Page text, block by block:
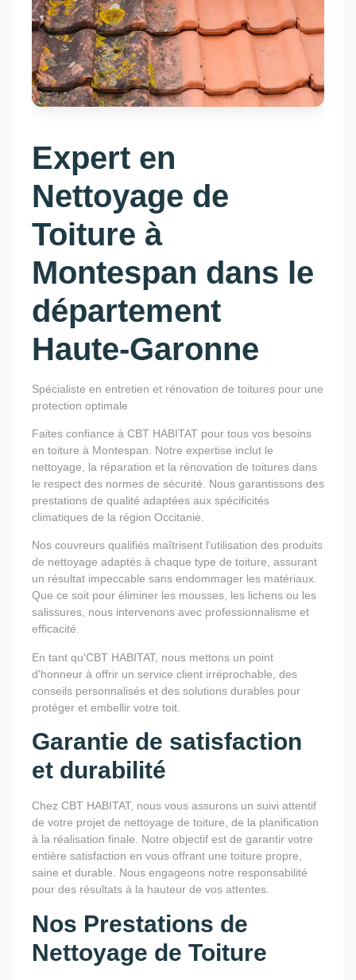
Expert en
Nettoyage de
Toiture à
Montespan dans le
département
Haute-Garonne
Spécialiste en entretien et rénovation de toitures pour une
protection optimale
Faites confiance à CBT HABITAT pour tous vos besoins
en toiture à Montespan. Notre expertise inclut le
nettoyage, la réparation et la rénovation de toitures dans
le respect des normes de sécurité. Nous garantissons des
prestations de qualité adaptées aux spécificités
climatiques de la région Occitanie.
Nos couvreurs qualifiés maîtrisent l'utilisation des produits
de nettoyage adaptés à chaque type de toiture, assurant
un résultat impeccable sans endommager les matériaux.
Que ce soit pour éliminer les mousses, les lichens ou les
salissures, nous intervenons avec professionnalisme et
efficacité.
En tant qu'CBT HABITAT, nous mettons un point
d'honneur à offrir un service client irréprochable, des
conseils personnalisés et des solutions durables pour
protéger et embellir votre toit.
Garantie de satisfaction
et durabilité
Chez CBT HABITAT, nous vous assurons un suivi attentif
de votre projet de nettoyage de toiture, de la planification
à la réalisation finale. Notre objectif est de garantir votre
entière satisfaction en vous offrant une toiture propre,
saine et durable. Nous engageons notre responsabilité
pour des résultats à la hauteur de vos attentes.
Nos Prestations de
Nettoyage de Toiture